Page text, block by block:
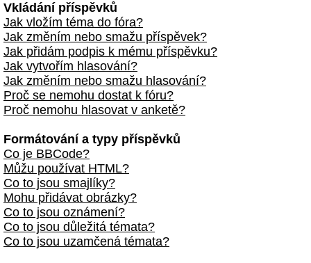
Vkládání příspěvků
Jak vložím téma do fóra?
Jak změním nebo smažu příspěvek?
Jak přidám podpis k mému příspěvku?
Jak vytvořím hlasování?
Jak změním nebo smažu hlasování?
Proč se nemohu dostat k fóru?
Proč nemohu hlasovat v anketě?
Formátování a typy příspěvků
Co je BBCode?
Můžu používat HTML?
Co to jsou smajlíky?
Mohu přidávat obrázky?
Co to jsou oznámení?
Co to jsou důležitá témata?
Co to jsou uzamčená témata?